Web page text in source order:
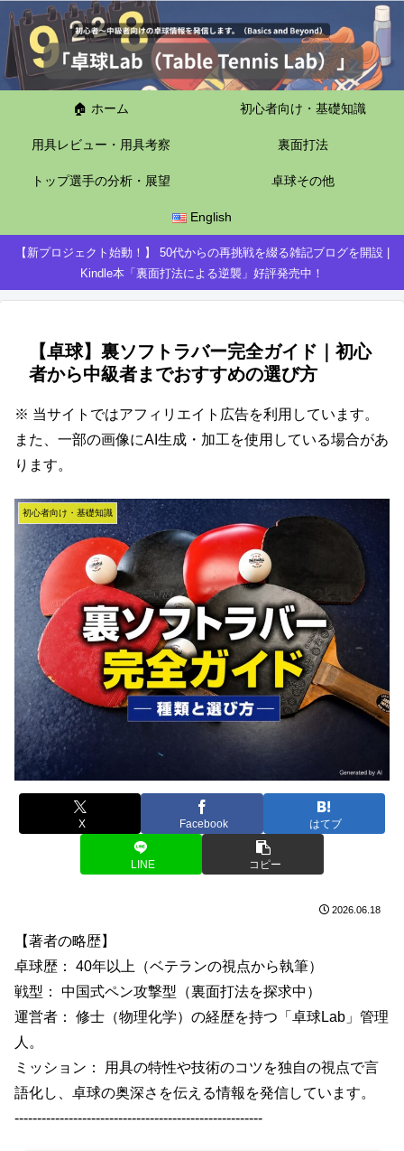
🏠 ホーム 初心者向け・基礎知識
用具レビュー・用具考察 裏面打法
トップ選手の分析・展望 卓球その他
English
【新プロジェクト始動！】 50代からの再挑戦を綴る雑記ブログを開設 |
Kindle本「裏面打法による逆襲」好評発売中！
【卓球】裏ソフトラバー完全ガイド｜初心
者から中級者までおすすめの選び方
※ 当サイトではアフィリエイト広告を利用しています。
また、一部の画像にAI生成・加工を使用している場合があ
ります。
初心者向け・基礎知識
X Facebook はてブ
LINE コピー
2026.06.18
【著者の略歴】
卓球歴： 40年以上（ベテランの視点から執筆）
戦型： 中国式ペン攻撃型（裏面打法を探求中）
運営者： 修士（物理化学）の経歴を持つ「卓球Lab」管理
人。
ミッション： 用具の特性や技術のコツを独自の視点で言
語化し、卓球の奥深さを伝える情報を発信しています。
-------------------------------------------------------